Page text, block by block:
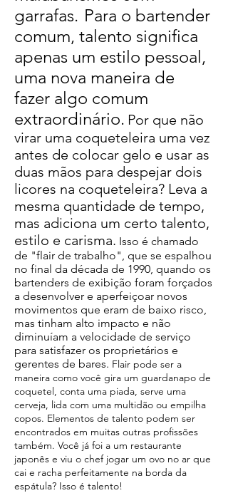
garrafas. Para o bartender
comum, talento significa
apenas um estilo pessoal,
uma nova maneira de
fazer algo comum
extraordinário. Por que não
virar uma coqueteleira uma vez
antes de colocar gelo e usar as
duas mãos para despejar dois
licores na coqueteleira? Leva a
mesma quantidade de tempo,
mas adiciona um certo talento,
estilo e carisma. Isso é chamado
de "flair de trabalho", que se espalhou
no final da década de 1990, quando os
bartenders de exibição foram forçados
a desenvolver e aperfeiçoar novos
movimentos que eram de baixo risco,
mas tinham alto impacto e não
diminuíam a velocidade de serviço
para satisfazer os proprietários e
gerentes de bares. Flair pode ser a
maneira como você gira um guardanapo de
coquetel, conta uma piada, serve uma
cerveja, lida com uma multidão ou empilha
copos. Elementos de talento podem ser
encontrados em muitas outras profissões
também. Você já foi a um restaurante
japonês e viu o chef jogar um ovo no ar que
cai e racha perfeitamente na borda da
espátula? Isso é talento!